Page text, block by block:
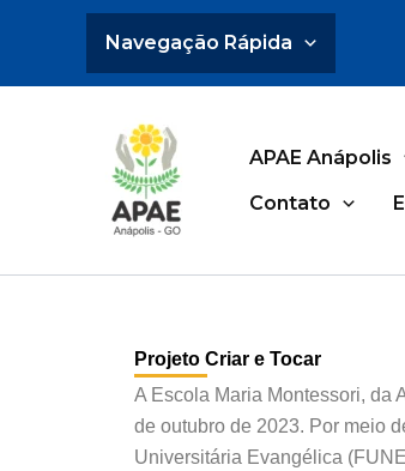
Navegação Rápida
APAE Anápolis
Contato
Projeto Criar e Tocar
A Escola Maria Montessori, da
de outubro de 2023. Por meio
Universitária Evangélica